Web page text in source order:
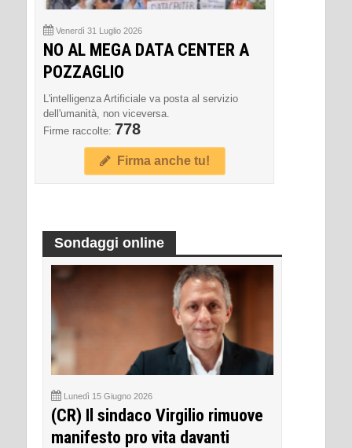
Venerdì 31 Luglio 2026
NO AL MEGA DATA CENTER A
POZZAGLIO
L'intelligenza Artificiale va posta al servizio
dell'umanità, non viceversa.
Firme raccolte: 778
Firma anche tu!
Sondaggi online
Lunedì 15 Giugno 2026
(CR) Il sindaco Virgilio rimuove
manifesto pro vita davanti